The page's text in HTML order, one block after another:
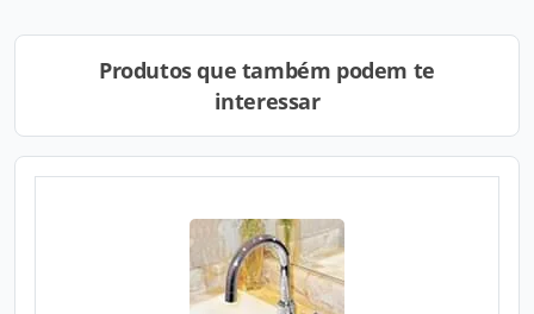
Produtos que também podem te
interessar